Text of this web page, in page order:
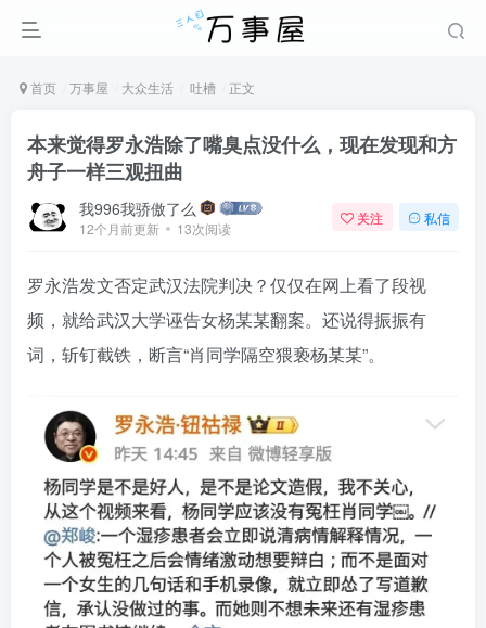
首页 万事屋 大众生活 吐槽 正文
本来觉得罗永浩除了嘴臭点没什么，现在发现和方
舟子一样三观扭曲
我996我骄傲了么
12个月前更新 13次阅读
关注 私信
罗永浩发文否定武汉法院判决？仅仅在网上看了段视
频，就给武汉大学诬告女杨某某翻案。还说得振振有
词，斩钉截铁，断言“肖同学隔空猥亵杨某某”。